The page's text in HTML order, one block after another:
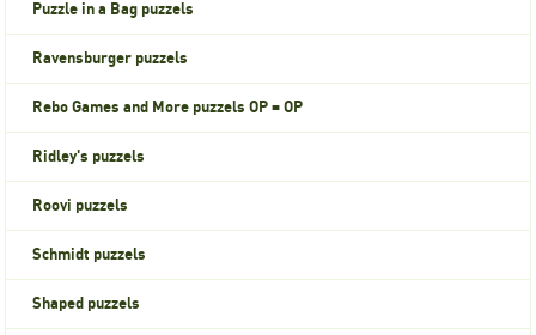
Puzzle in a Bag puzzels
Ravensburger puzzels
Rebo Games and More puzzels OP = OP
Ridley's puzzels
Roovi puzzels
Schmidt puzzels
Shaped puzzels